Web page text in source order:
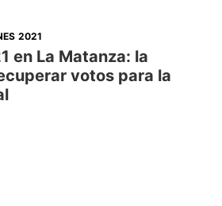
2021
en La Matanza: la
votos para la